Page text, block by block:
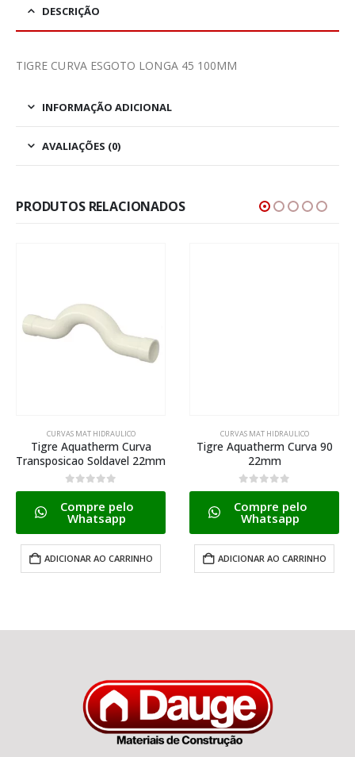
DESCRIÇÃO
TIGRE CURVA ESGOTO LONGA 45 100MM
INFORMAÇÃO ADICIONAL
AVALIAÇÕES (0)
PRODUTOS RELACIONADOS
CURVAS MAT HIDRAULICO
Tigre Aquatherm Curva
Transposicao Soldavel 22mm
0de 5
Compre pelo
Whatsapp
ADICIONAR AO CARRINHO
CURVAS MAT HIDRAULICO
Tigre Aquatherm Curva 90
22mm
0de 5
Compre pelo
Whatsapp
ADICIONAR AO CARRINHO